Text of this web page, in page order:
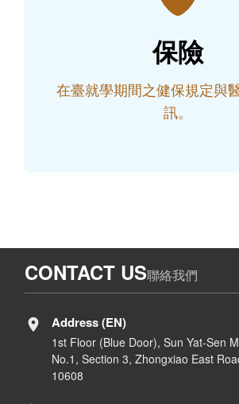
保險
在臺就學期間之健保規定與
訊。
CONTACT US聯絡我們
Address (EN)
1st Floor (Blue Door), Sun Yat-Sen
No.1, Section 3, Zhongxiao East
10608